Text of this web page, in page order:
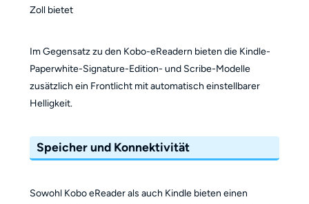
Zoll bietet
Im Gegensatz zu den Kobo-eReadern bieten die Kindle-
Paperwhite-Signature-Edition- und Scribe-Modelle
zusätzlich ein Frontlicht mit automatisch einstellbarer
Helligkeit.
Speicher und Konnektivität
Sowohl Kobo eReader als auch Kindle bieten einen